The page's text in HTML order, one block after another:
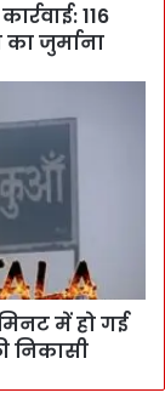
116
जुर्माना
में हो गई
निकासी